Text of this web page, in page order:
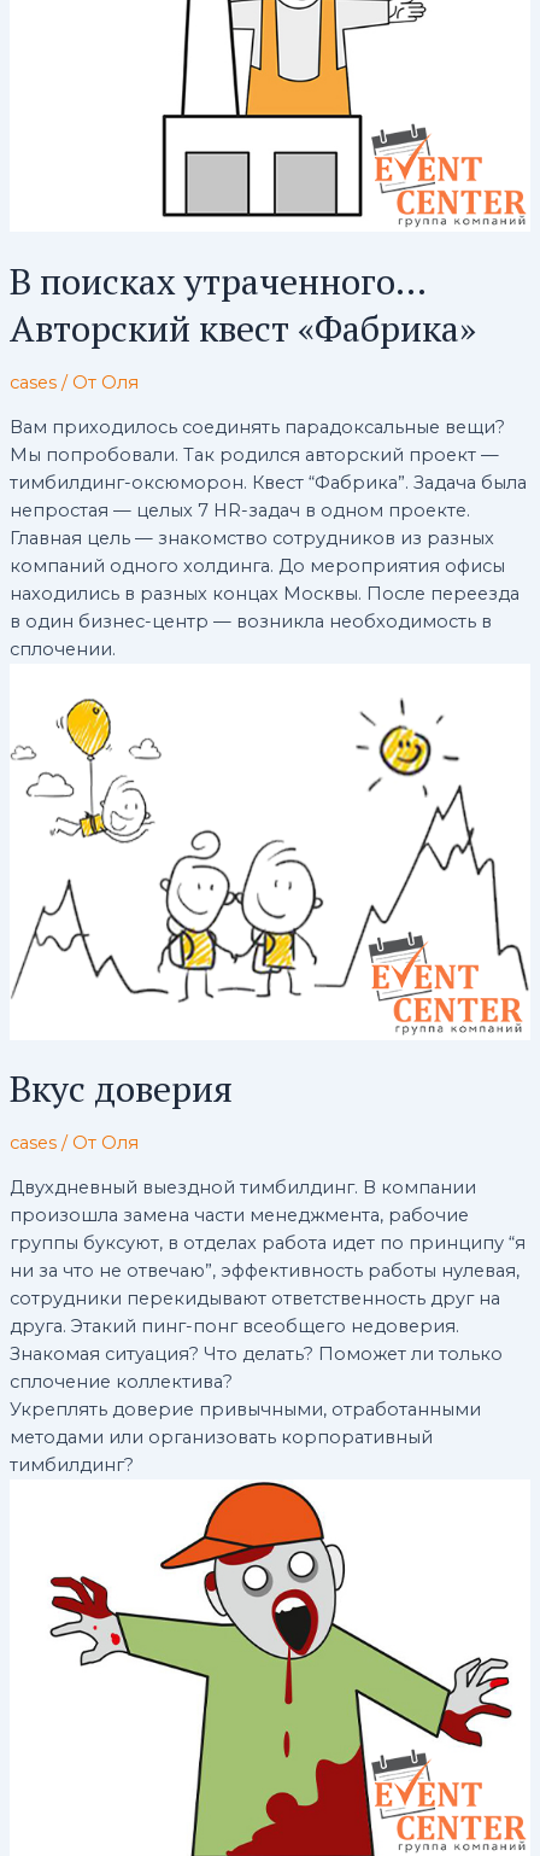
В поисках утраченного…
Авторский квест «Фабрика»
cases/ От Оля
Вам приходилось соединять парадоксальные вещи?
Мы попробовали. Так родился авторский проект —
тимбилдинг-оксюморон. Квест “Фабрика”. Задача была
непростая — целых 7 HR-задач в одном проекте.
Главная цель — знакомство сотрудников из разных
компаний одного холдинга. До мероприятия офисы
находились в разных концах Москвы. После переезда
в один бизнес-центр — возникла необходимость в
сплочении.
Вкус доверия
cases/ От Оля
Двухдневный выездной тимбилдинг. В компании
произошла замена части менеджмента, рабочие
группы буксуют, в отделах работа идет по принципу “я
ни за что не отвечаю”, эффективность работы нулевая,
сотрудники перекидывают ответственность друг на
друга. Этакий пинг-понг всеобщего недоверия.
Знакомая ситуация? Что делать? Поможет ли только
сплочение коллектива?
Укреплять доверие привычными, отработанными
методами или организовать корпоративный
тимбилдинг?